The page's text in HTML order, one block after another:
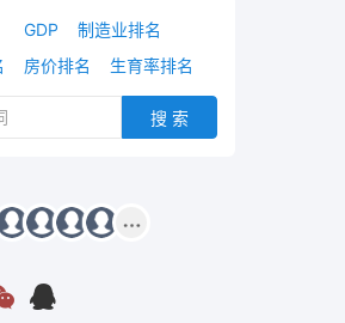
GDP
制造业排名
房价排名 生育率排名
搜 索